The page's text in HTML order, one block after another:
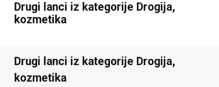
Drugi lanci iz kategorije Drogija,
kozmetika
Drugi lanci iz kategorije Drogija,
kozmetika